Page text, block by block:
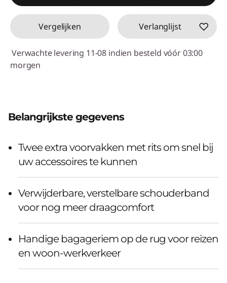
Vergelijken Verlanglijst
Verwachte levering 11-08 indien besteld vóór 03:00
morgen
Belangrijkste gegevens
Twee extra voorvakken met rits om snel bij
uw accessoires te kunnen
Verwijderbare, verstelbare schouderband
voor nog meer draagcomfort
Handige bagageriem op de rug voor reizen
en woon-werkverkeer